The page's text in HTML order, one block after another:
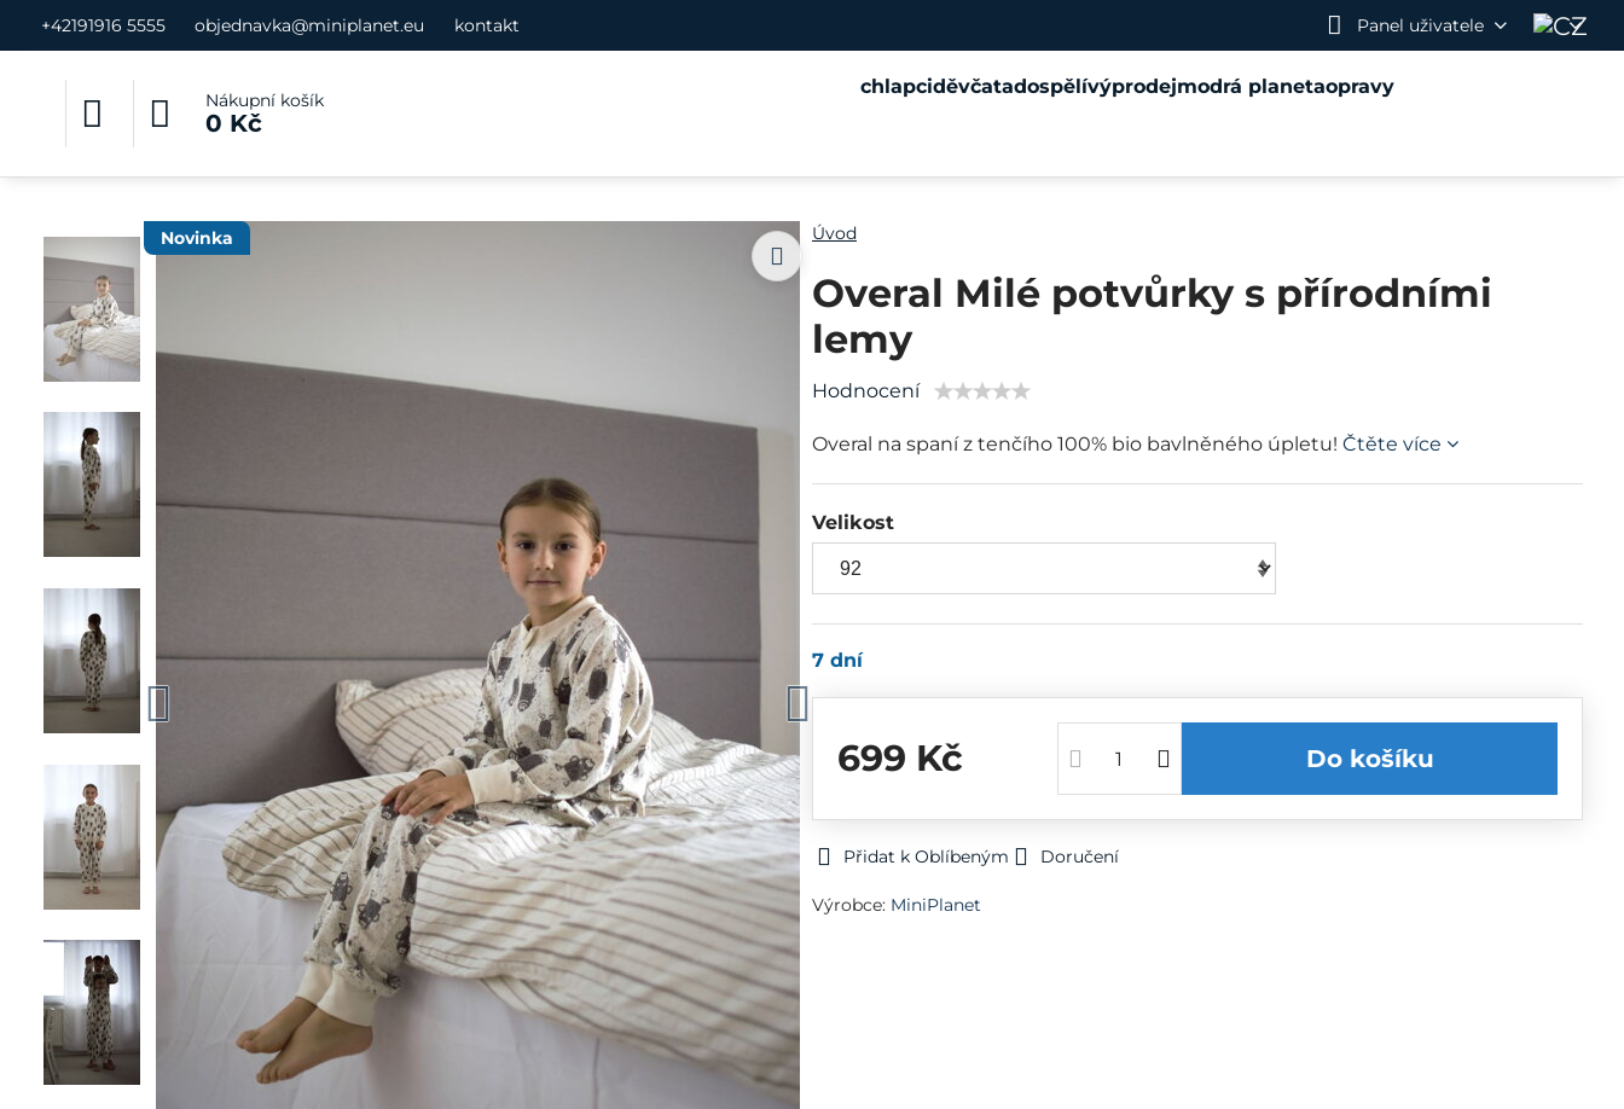
+42191916 5555 objednavka@miniplanet.eu kontakt Panel uživatele
Nákupní košík
0 Kč
chlapciděvčatadospělívýprodejmodrá planetaopravy
Novinka Úvod
Overal Milé potvůrky s přírodními
lemy
Hodnocení
Overal na spaní z tenčího 100% bio bavlněného úpletu! Čtěte více
Velikost
7 dní
699 Kč Do košíku
Přidat k Oblíbeným Doručení
Výrobce: MiniPlanet